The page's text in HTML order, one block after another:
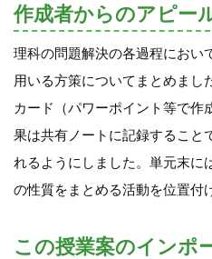
作成者からのアピー
理科の問題解決の各過程におい
用いる方策についてまとめまし
カード（パワーポイント等で作
果は共有ノートに記録すること
れるようにしました。単元末に
の性質をまとめる活動を位置付
この授業案のインポ